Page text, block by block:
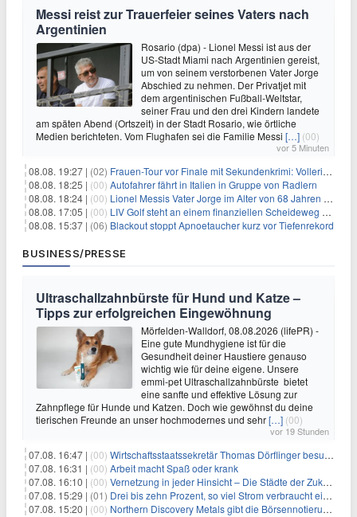
Messi reist zur Trauerfeier seines Vaters nach
Argentinien
Rosario (dpa) - Lionel Messi ist aus der
US-Stadt Miami nach Argentinien gereist,
um von seinem verstorbenen Vater Jorge
Abschied zu nehmen. Der Privatjet mit
dem argentinischen Fußball-Weltstar,
seiner Frau und den drei Kindern landete
am späten Abend (Ortszeit) in der Stadt Rosario, wie örtliche
Medien berichteten. Vom Flughafen sei die Familie Messi […] (00)
vor 5 Minuten
08.08. 19:27 | (02) Frauen-Tour vor Finale mit Sekundenkrimi: Vollering in Gelb
08.08. 18:25 | (00) Autofahrer fährt in Italien in Gruppe von Radlern
08.08. 18:24 | (00) Lionel Messis Vater Jorge im Alter von 68 Jahren gestorben
08.08. 17:05 | (00) LIV Golf steht an einem finanziellen Scheideweg auf der Suche nach neuen Investitionen
08.08. 15:37 | (06) Blackout stoppt Apnoetaucher kurz vor Tiefenrekord
BUSINESS/PRESSE
Ultraschallzahnbürste für Hund und Katze –
Tipps zur erfolgreichen Eingewöhnung
Mörfelden-Walldorf, 08.08.2026 (lifePR) -
Eine gute Mundhygiene ist für die
Gesundheit deiner Haustiere genauso
wichtig wie für deine eigene. Unsere
emmi-pet Ultraschallzahnbürste bietet
eine sanfte und effektive Lösung zur
Zahnpflege für Hunde und Katzen. Doch wie gewöhnst du deine
tierischen Freunde an unser hochmodernes und sehr[…] (00)
vor 19 Stunden
07.08. 16:47 | (00) Wirtschaftsstaatssekretär Thomas Dörflinger besucht Handwerksbetrieb im Kammerbezirk Freiburg
07.08. 16:31 | (00) Arbeit macht Spaß oder krank
07.08. 16:10 | (00) Vernetzung in jeder Hinsicht – Die Städte der Zukunft sind grün-blau
07.08. 15:29 | (01) Drei bis zehn Prozent, so viel Strom verbraucht ein Aufzug im Gebäude
07.08. 15:20 | (00) Northern Discovery Metals gibt die Börsennotierung an der Frankfurter Wertpapierbörse bekannt